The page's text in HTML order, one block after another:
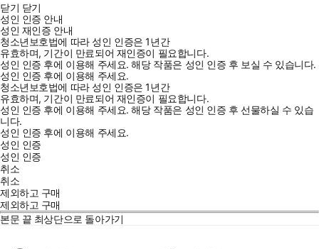
닫기 닫기
성인 인증 안내
성인 재인증 안내
청소년보호법에 따라 성인 인증은 1년간
유효하며, 기간이 만료되어 재인증이 필요합니다.
성인 인증 후에 이용해 주세요.해당 작품은 성인 인증 후 보실 수 있습니다.
성인 인증 후에 이용해 주세요.
청소년보호법에 따라 성인 인증은 1년간
유효하며, 기간이 만료되어 재인증이 필요합니다.
성인 인증 후에 이용해 주세요.해당 작품은 성인 인증 후 선물하실 수 있습
니다.
성인 인증 후에 이용해 주세요.
성인 인증
성인 인증
취소
취소
제외하고 구매
제외하고 구매
본문 끝 최상단으로 돌아가기